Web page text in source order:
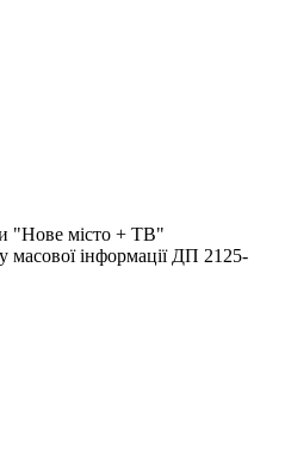
"Нове мiсто + ТВ"
масової інформації ДП 2125-